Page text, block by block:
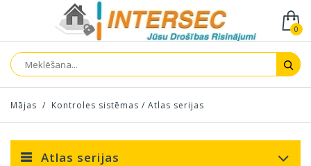
0
Mājas / Kontroles sistēmas / Atlas serijas
Atlas serijas